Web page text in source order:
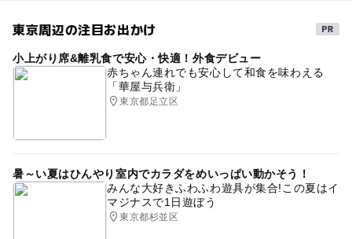
東京周辺の注目お出かけ
小上がり席&離乳食で安心・快適！外食デビュー
赤ちゃん連れでも安心して和食を味わえる
「華屋与兵衛」
東京都足立区
暑～い夏はひんやり室内でカラダをめいっぱい動かそう！
みんな大好きふわふわ遊具が集合!この夏はイ
マジナスで1日遊ぼう
東京都杉並区